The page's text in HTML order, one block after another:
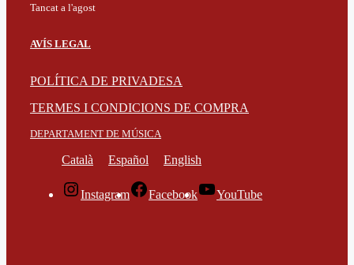
Tancat a l'agost
AVÍS LEGAL
POLÍTICA DE PRIVADESA
TERMES I CONDICIONS DE COMPRA
DEPARTAMENT DE MÚSICA
Català Español English
Instagram Facebook YouTube